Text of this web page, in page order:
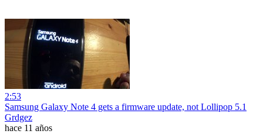
2:53
Samsung Galaxy Note 4 gets a firmware update, not Lollipop 5.1
Grdgez
hace 11 años